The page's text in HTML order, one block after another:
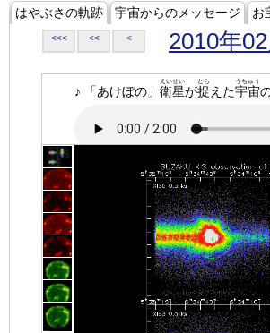
はやぶさの軌跡 宇宙からのメッセージ お
<<< << < 2010年02
♪ 「あけぼの」 衛星
えいせい
が捉
とら
えた宇宙
うちゅう